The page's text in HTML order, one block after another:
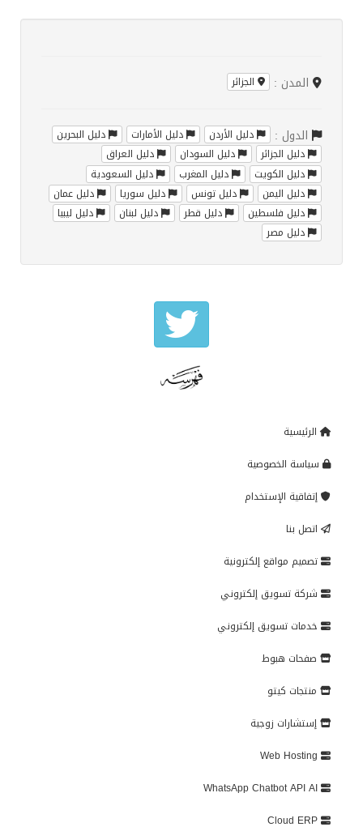
المدن : الجزائر
الدول : دليل الأردن دليل الأمارات
دليل البحرين
دليل الجزائر
دليل السودان
دليل العراق
دليل الكويت
دليل المغرب
دليل السعودية
دليل اليمن
دليل تونس دليل سوريا
دليل عمان
دليل فلسطين
دليل قطر دليل لبنان
دليل ليبيا
دليل مصر
الرئيسية
سياسة الخصوصية
إتفاقية الإستخدام
اتصل بنا
تصميم مواقع إلكترونية
شركة تسويق إلكتروني
خدمات تسويق إلكتروني
صفحات هبوط
منتجات كيتو
إستشارات زوجية